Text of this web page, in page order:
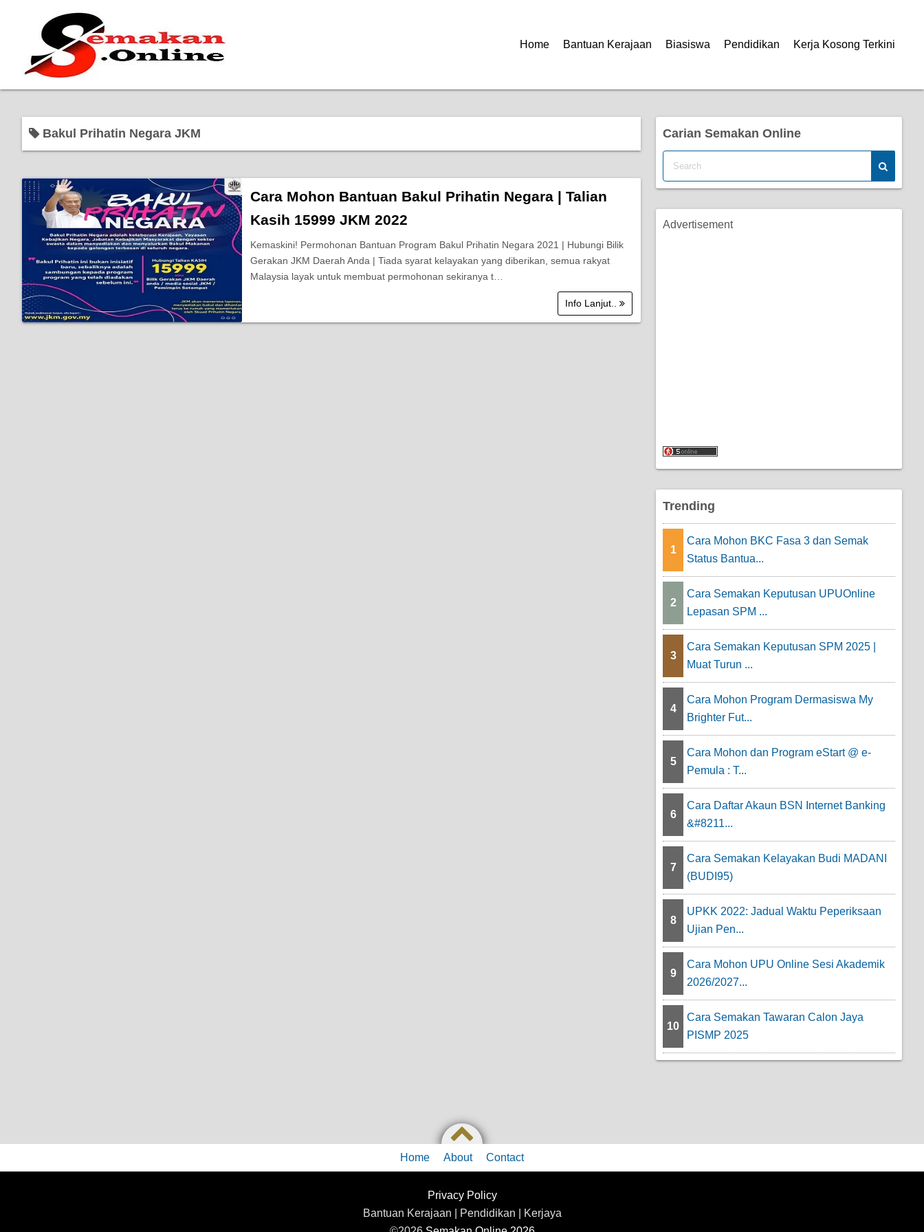
Home Bantuan Kerajaan Biasiswa Pendidikan Kerja Kosong Terkini
Bakul Prihatin Negara JKM
Cara Mohon Bantuan Bakul Prihatin Negara | Talian
Kasih 15999 JKM 2022
Kemaskini! Permohonan Bantuan Program Bakul Prihatin Negara 2021 | Hubungi Bilik
Gerakan JKM Daerah Anda | Tiada syarat kelayakan yang diberikan, semua rakyat
Malaysia layak untuk membuat permohonan sekiranya t…
Info Lanjut..
Carian Semakan Online
Advertisement
Trending
1
Cara Mohon BKC Fasa 3 dan Semak
Status Bantua...
2
Cara Semakan Keputusan UPUOnline
Lepasan SPM ...
3
Cara Semakan Keputusan SPM 2025 |
Muat Turun ...
4
Cara Mohon Program Dermasiswa My
Brighter Fut...
5
Cara Mohon dan Program eStart @ e-
Pemula : T...
6
Cara Daftar Akaun BSN Internet Banking
&#8211...
7
Cara Semakan Kelayakan Budi MADANI
(BUDI95)
8
UPKK 2022: Jadual Waktu Peperiksaan
Ujian Pen...
9
Cara Mohon UPU Online Sesi Akademik
2026/2027...
10
Cara Semakan Tawaran Calon Jaya
PISMP 2025
Home About Contact
Privacy Policy
Bantuan Kerajaan | Pendidikan | Kerjaya